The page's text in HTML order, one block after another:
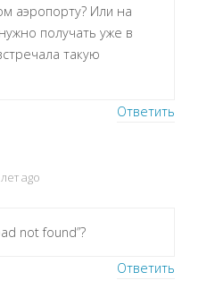
аэропорту? Или на
получать уже в
такую
Ответить
ago
not found”?
Ответить